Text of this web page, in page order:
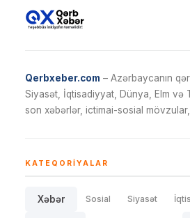
Qerbxeber.com – Azərbaycanın
Siyasət, İqtisadiyyat, Dünya, Elm və
son xəbərlər, ictimai-sosial
KATEQORIYALAR
Xəbər Sosial Siyasət